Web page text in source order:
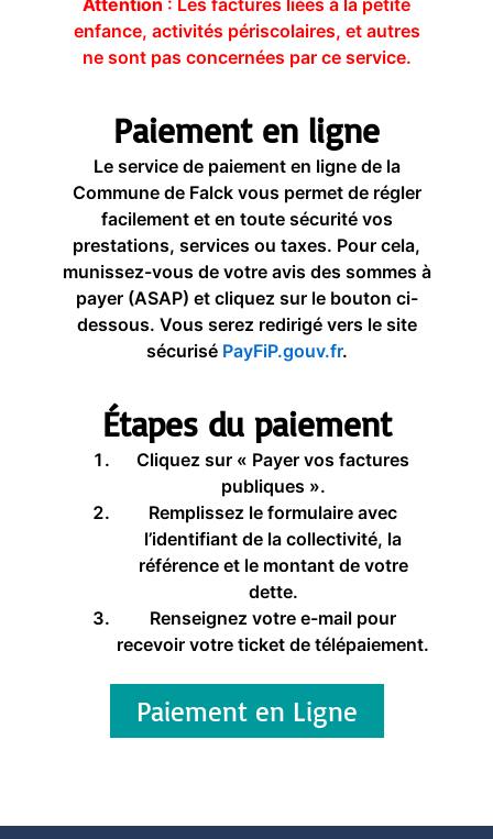
Attention : Les factures liées à la petite
enfance, activités périscolaires, et autres
ne sont pas concernées par ce service.
Paiement en ligne
Le service de paiement en ligne de la
Commune de Falck vous permet de régler
facilement et en toute sécurité vos
prestations, services ou taxes. Pour cela,
munissez-vous de votre avis des sommes à
payer (ASAP) et cliquez sur le bouton ci-
dessous. Vous serez redirigé vers le site
sécurisé PayFiP.gouv.fr.
Étapes du paiement
Cliquez sur « Payer vos factures
publiques ».
Remplissez le formulaire avec
l’identifiant de la collectivité, la
référence et le montant de votre
dette.
Renseignez votre e-mail pour
recevoir votre ticket de télépaiement.
Paiement en Ligne